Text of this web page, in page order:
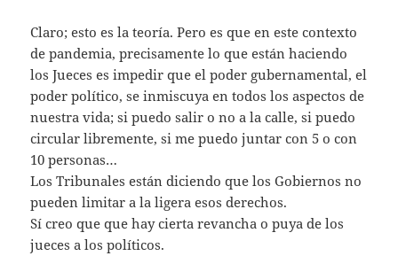
Claro; esto es la teoría. Pero es que en este contexto
de pandemia, precisamente lo que están haciendo
los Jueces es impedir que el poder gubernamental, el
poder político, se inmiscuya en todos los aspectos de
nuestra vida; si puedo salir o no a la calle, si puedo
circular libremente, si me puedo juntar con 5 o con
10 personas…
Los Tribunales están diciendo que los Gobiernos no
pueden limitar a la ligera esos derechos.
Sí creo que que hay cierta revancha o puya de los
jueces a los políticos.